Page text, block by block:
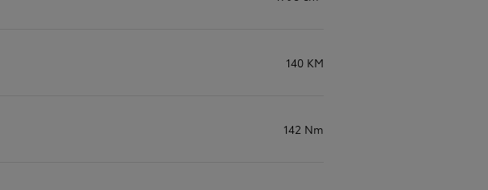
140 KM
142 Nm